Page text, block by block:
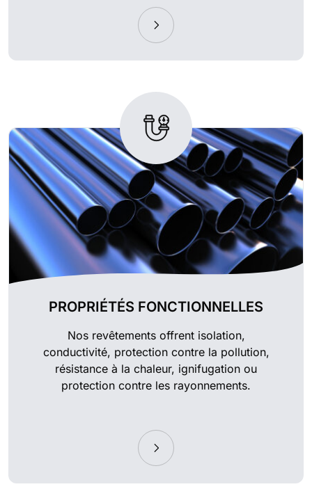
PROPRIÉTÉS FONCTIONNELLES
Nos revêtements offrent isolation,
conductivité, protection contre la pollution,
résistance à la chaleur, ignifugation ou
protection contre les rayonnements.